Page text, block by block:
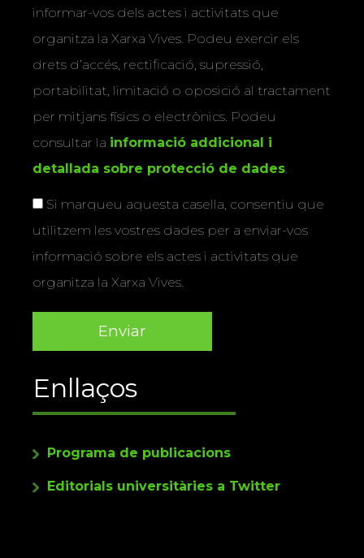
informar-vos dels actes i activitats que
organitza la Xarxa Vives. Podeu exercir els
drets d’accés, rectificació, supressió,
portabilitat, limitació o oposició al tractament
per mitjans físics o electrònics. Podeu
consultar la informació addicional i
detallada sobre protecció de dades.
Si marqueu aquesta casella, consentiu que
utilitzem les vostres dades per a enviar-vos
informació sobre els actes i activitats que
organitza la Xarxa Vives.
Enllaços
Programa de publicacions
Editorials universitàries a Twitter